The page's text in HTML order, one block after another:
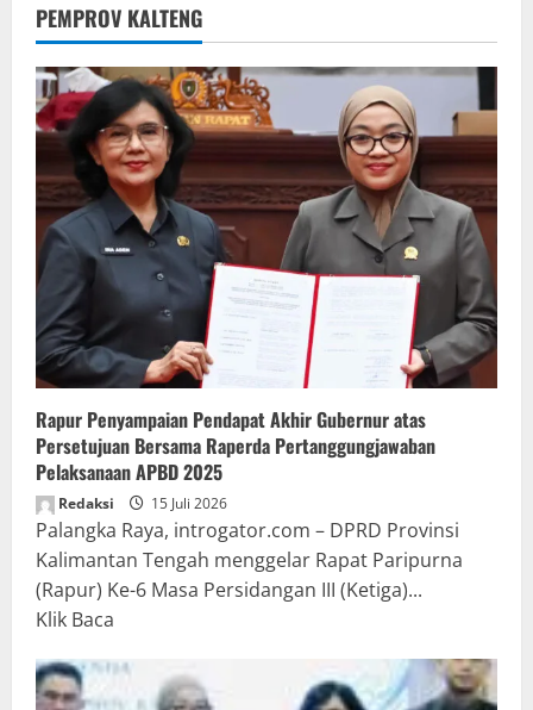
PEMPROV KALTENG
Rapur Penyampaian Pendapat Akhir Gubernur atas
Persetujuan Bersama Raperda Pertanggungjawaban
Pelaksanaan APBD 2025
Redaksi 15 Juli 2026
Palangka Raya, introgator.com – DPRD Provinsi
Kalimantan Tengah menggelar Rapat Paripurna
(Rapur) Ke-6 Masa Persidangan III (Ketiga)...
Klik Baca
about